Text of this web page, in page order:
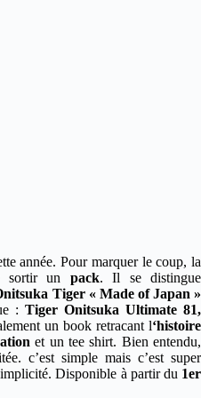
année. Pour marquer le coup, la
sortir un pack. Il se distingue
Tiger « Made of Japan »
:Tiger Onitsuka Ultimate 81,
un book retracant l‘histoire
et un tee shirt. Bien entendu,
c’est simple mais c’est super
Disponible à partir du 1er